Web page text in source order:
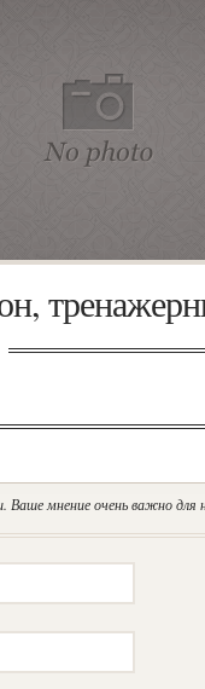
мнение очень важно для